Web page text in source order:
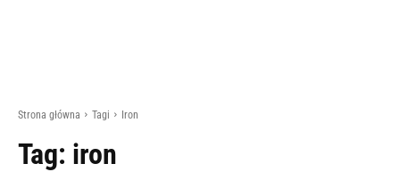
Strona główna Tagi Iron
Tag: iron